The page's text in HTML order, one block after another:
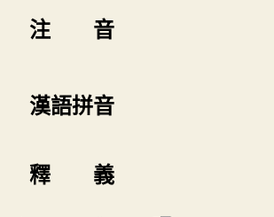
注 音
漢語拼音
釋 義